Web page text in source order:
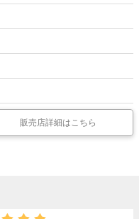
販売店詳細はこちら